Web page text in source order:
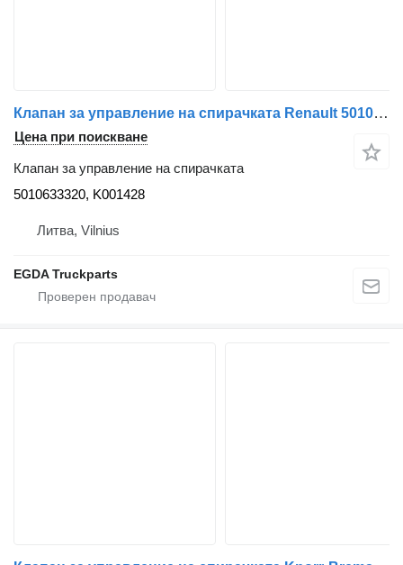
Клапан за управление на спирачката Renault 5010633320 за влекач Renault
Цена при поискване
Клапан за управление на спирачката
5010633320, K001428
Литва, Vilnius
EGDA Truckparts